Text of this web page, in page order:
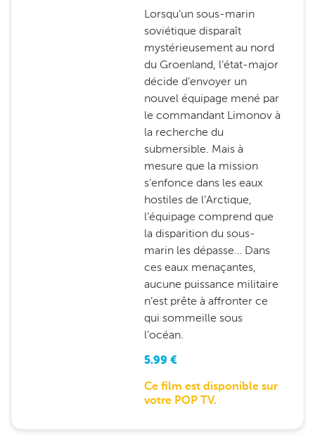
Lorsqu’un sous-marin
soviétique disparaît
mystérieusement au nord
du Groenland, l’état-major
décide d’envoyer un
nouvel équipage mené par
le commandant Limonov à
la recherche du
submersible. Mais à
mesure que la mission
s’enfonce dans les eaux
hostiles de l’Arctique,
l’équipage comprend que
la disparition du sous-
marin les dépasse… Dans
ces eaux menaçantes,
aucune puissance militaire
n’est prête à affronter ce
qui sommeille sous
l’océan.
5.99 €
Ce film est disponible sur
votre POP TV.